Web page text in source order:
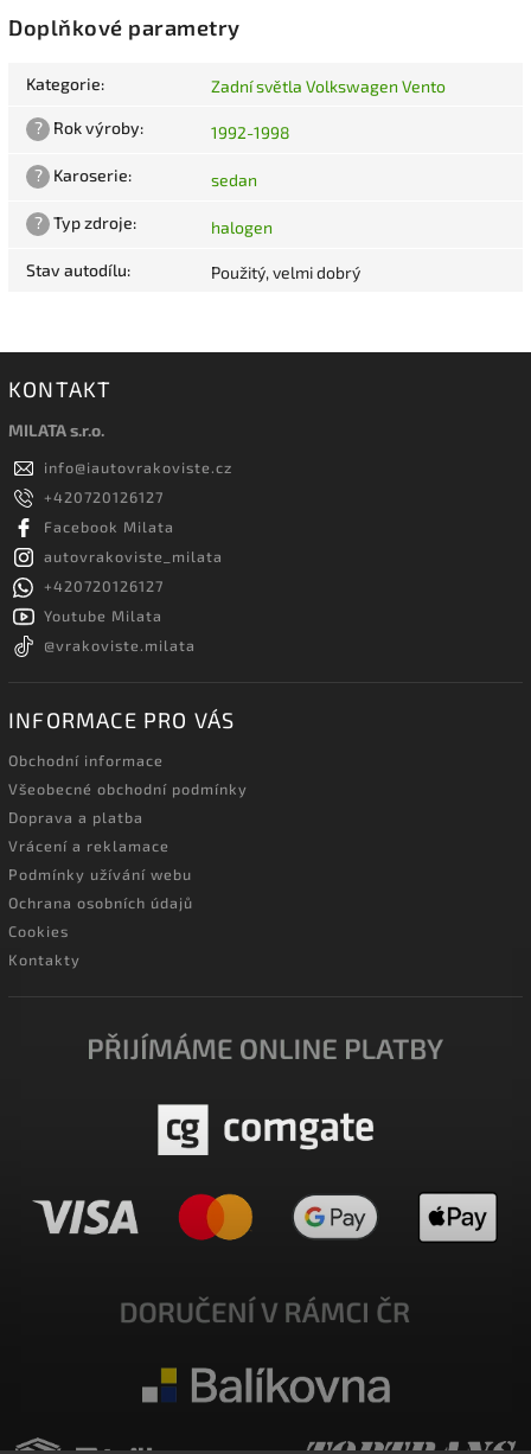
Doplňkové parametry
Kategorie: Zadní světla Volkswagen Vento
? Rok výroby: 1992-1998
? Karoserie: sedan
? Typ zdroje: halogen
Stav autodílu: Použitý, velmi dobrý
KONTAKT
MILATA s.r.o.
info@iautovrakoviste.cz
+420720126127
Facebook Milata
autovrakoviste_milata
+420720126127
Youtube Milata
@vrakoviste.milata
INFORMACE PRO VÁS
Obchodní informace
Všeobecné obchodní podmínky
Doprava a platba
Vrácení a reklamace
Podmínky užívání webu
Ochrana osobních údajů
Cookies
Kontakty